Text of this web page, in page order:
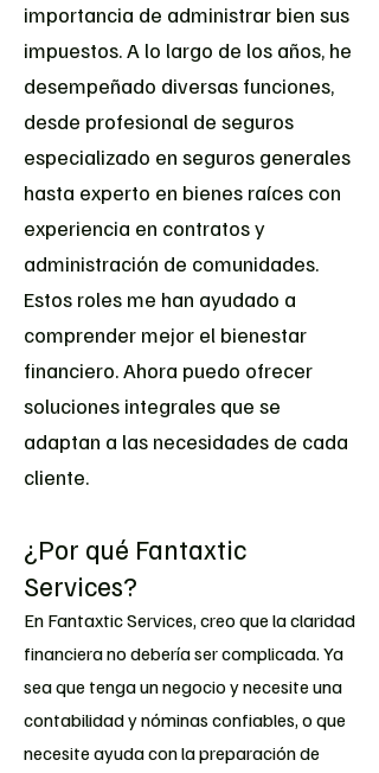
importancia de administrar bien sus
impuestos. A lo largo de los años, he
desempeñado diversas funciones,
desde profesional de seguros
especializado en seguros generales
hasta experto en bienes raíces con
experiencia en contratos y
administración de comunidades.
Estos roles me han ayudado a
comprender mejor el bienestar
financiero. Ahora puedo ofrecer
soluciones integrales que se
adaptan a las necesidades de cada
cliente.
¿Por qué Fantaxtic
Services?
En Fantaxtic Services, creo que la claridad
financiera no debería ser complicada. Ya
sea que tenga un negocio y necesite una
contabilidad y nóminas confiables, o que
necesite ayuda con la preparación de